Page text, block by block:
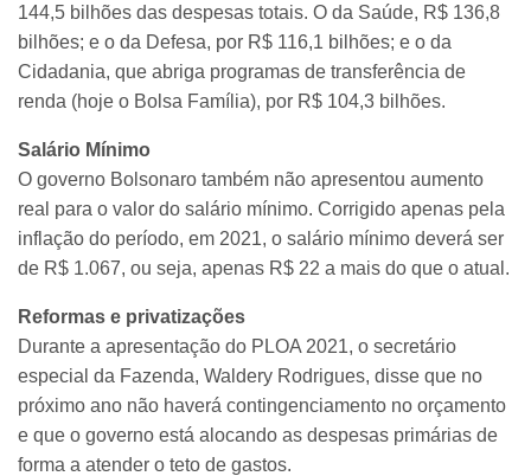
144,5 bilhões das despesas totais. O da Saúde, R$ 136,8
bilhões; e o da Defesa, por R$ 116,1 bilhões; e o da
Cidadania, que abriga programas de transferência de
renda (hoje o Bolsa Família), por R$ 104,3 bilhões.
Salário Mínimo
O governo Bolsonaro também não apresentou aumento
real para o valor do salário mínimo. Corrigido apenas pela
inflação do período, em 2021, o salário mínimo deverá ser
de R$ 1.067, ou seja, apenas R$ 22 a mais do que o atual.
Reformas e privatizações
Durante a apresentação do PLOA 2021, o secretário
especial da Fazenda, Waldery Rodrigues, disse que no
próximo ano não haverá contingenciamento no orçamento
e que o governo está alocando as despesas primárias de
forma a atender o teto de gastos.